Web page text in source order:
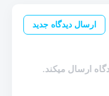
ارسال دیدگاه جدید
ارسال میکند.